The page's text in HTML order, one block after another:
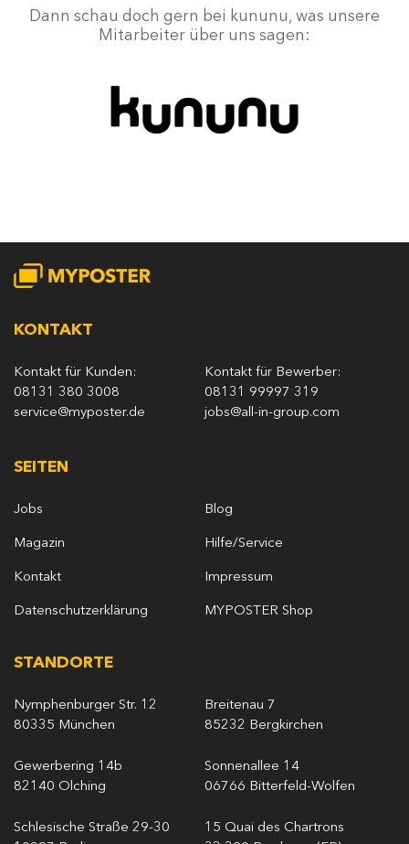
Dann schau doch gern bei kununu, was unsere
Mitarbeiter über uns sagen:
KONTAKT
Kontakt für Kunden:
08131 380 3008
service@myposter.de
Kontakt für Bewerber:
08131 99997 319
jobs@all-in-group.com
SEITEN
Jobs Blog
Magazin Hilfe/Service
Kontakt Impressum
Datenschutzerklärung MYPOSTER Shop
STANDORTE
Nymphenburger Str. 12
80335 München
Breitenau 7
85232 Bergkirchen
Gewerbering 14b
82140 Olching
Sonnenallee 14
06766 Bitterfeld-Wolfen
Schlesische Straße 29-30
15 Quai des Chartrons